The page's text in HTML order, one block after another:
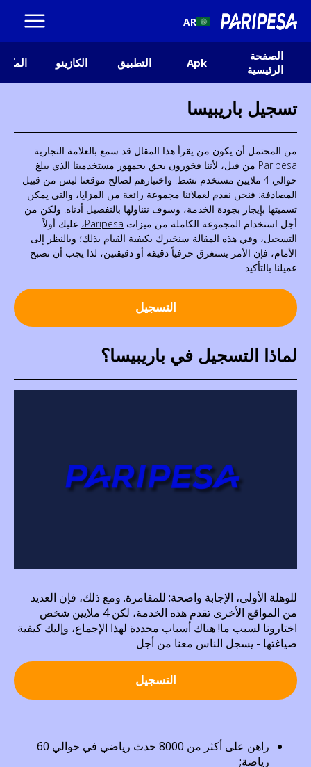
AR
الصفحة
الرئيسية
Apk التطبيق الكازينو
تسجيل باريبيسا
من المحتمل أن يكون من يقرأ هذا المقال قد سمع بالعلامة التجارية
Paripesa من قبل، لأننا فخورون بحق بجمهور مستخدمينا الذي يبلغ
حوالي 4 ملايين مستخدم نشط. واختيارهم لصالح موقعنا ليس من قبيل
المصادفة: فنحن نقدم لعملائنا مجموعة رائعة من المزايا، والتي يمكن
تسميتها بإيجاز بجودة الخدمة، وسوف نتناولها بالتفصيل أدناه. ولكن من
أجل استخدام المجموعة الكاملة من ميزات Paripesa، عليك أولاً
التسجيل، وفي هذه المقالة سنخبرك بكيفية القيام بذلك؛ وبالنظر إلى
الأمام، فإن الأمر يستغرق حرفياً دقيقة أو دقيقتين، لذا يجب أن تصبح
عميلنا بالتأكيد!
التسجيل
لماذا التسجيل في باريبيسا؟
للوهلة الأولى، الإجابة واضحة: للمقامرة. ومع ذلك، فإن العديد
من المواقع الأخرى تقدم هذه الخدمة، لكن 4 ملايين شخص
اختارونا لسبب ما! هناك أسباب محددة لهذا الإجماع، وإليك كيفية
صياغتها - يسجل الناس معنا من أجل
التسجيل
راهن على أكثر من 8000 حدث رياضي في حوالي 60
رياضة;